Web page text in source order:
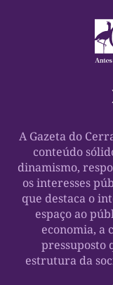
A Gazeta do
conteúdo
dinamismo,
os interesses
que destaca o
espaço ao
economia, a
pressuposto
estrutura da